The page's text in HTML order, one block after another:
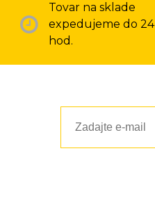
Tovar na sklade
expedujeme do 24
hod.